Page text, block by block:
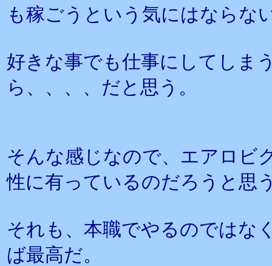
も稼ごうという気にはならな
好きな事でも仕事にしてしま
ら、、、、だと思う。
そんな感じなので、エアロビ
性に有っているのだろうと思
それも、本職でやるのではな
ば最高だ。